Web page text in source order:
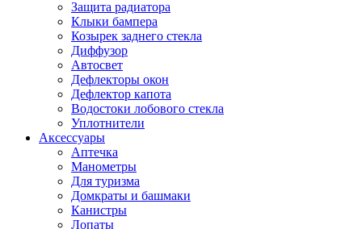
Защита радиатора
Клыки бампера
Козырек заднего стекла
Диффузор
Автосвет
Дефлекторы окон
Дефлектор капота
Водостоки лобового стекла
Уплотнители
Аксессуары
Аптечка
Манометры
Для туризма
Домкраты и башмаки
Канистры
Лопаты